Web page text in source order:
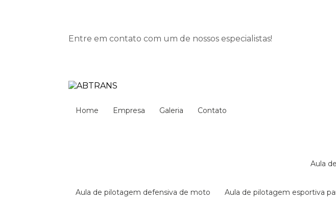
Entre em contato com um de nossos especialistas!
Home Empresa Galeria Contato
aula
aula de pilotagem defensiva de moto aula de pilotagem esportiva